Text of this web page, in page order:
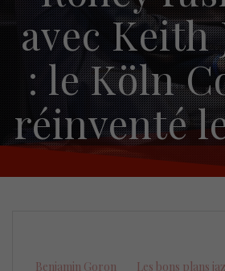
avec Keith
: le Köln
réinventé
Benjamin Goron Les bons plans